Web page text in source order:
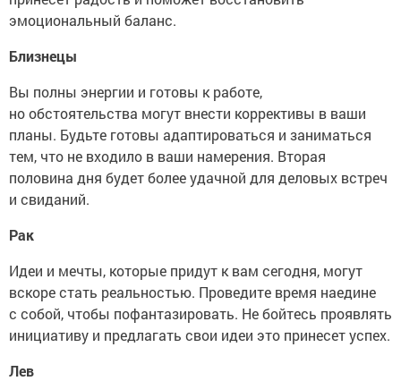
эмоциональный баланс.
Близнецы
Вы полны энергии и готовы к работе,
но обстоятельства могут внести коррективы в ваши
планы. Будьте готовы адаптироваться и заниматься
тем, что не входило в ваши намерения. Вторая
половина дня будет более удачной для деловых встреч
и свиданий.
Рак
Идеи и мечты, которые придут к вам сегодня, могут
вскоре стать реальностью. Проведите время наедине
с собой, чтобы пофантазировать. Не бойтесь проявлять
инициативу и предлагать свои идеи это принесет успех.
Лев